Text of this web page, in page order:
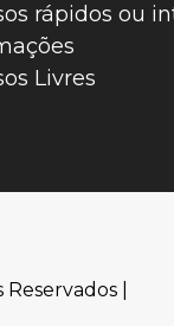
rápidos ou
Livres
|